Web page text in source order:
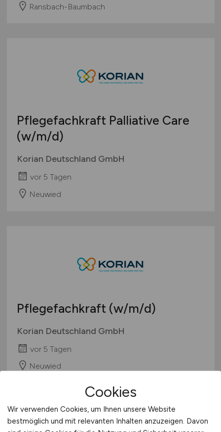
Ransbach-Baumbach
Pflegefachkraft Palliative Care
(w/m/d)
Korian Deutschland GmbH
vor 5 Tagen
Neuwied
Pflegefachkraft (w/m/d)
Korian Deutschland GmbH
vor 5 Tagen
Neuwied
Cookies
Wir verwenden Cookies, um Ihnen unsere Website
bestmöglich und mit relevanten Inhalten anzuzeigen. Davon